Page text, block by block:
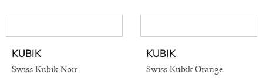
VOIR EN DÉTAIL
KUBIK
Swiss Kubik Noir
VOIR EN DÉTAIL
KUBIK
Swiss Kubik Orange